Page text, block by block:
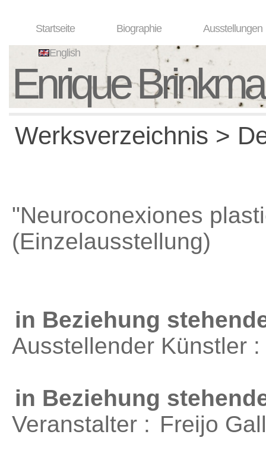
Startseite Biographie Ausstellungen
English
Enrique
Werksverzeichnis >
"Neuroconexiones
(Einzelausstellung)
in Beziehung
Ausstellender Künstler
in Beziehung
Veranstalter : Freijo